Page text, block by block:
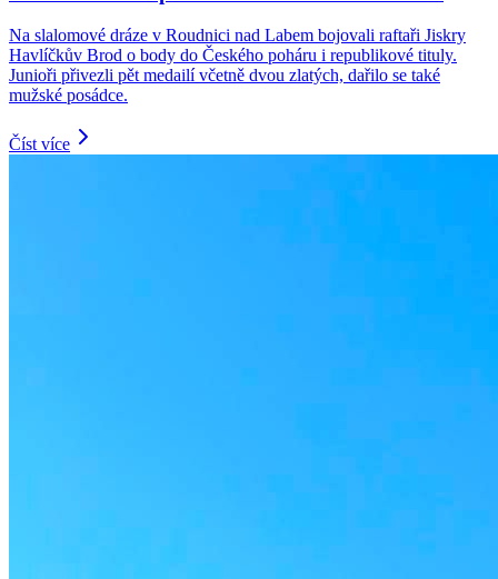
Na slalomové dráze v Roudnici nad Labem bojovali raftaři Jiskry
Havlíčkův Brod o body do Českého poháru i republikové tituly.
Junioři přivezli pět medailí včetně dvou zlatých, dařilo se také
mužské posádce.
Číst více